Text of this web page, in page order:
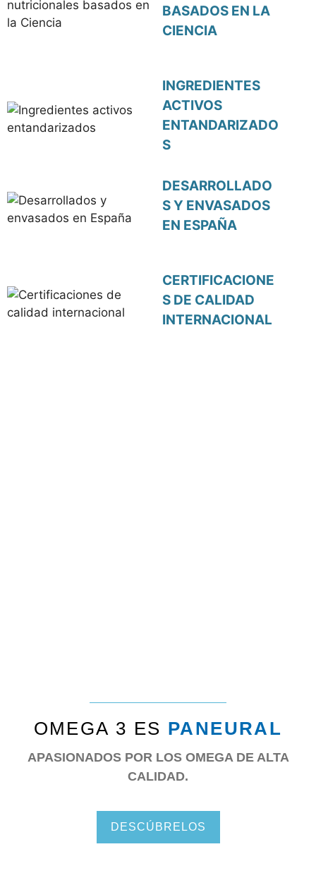
BASADOS EN LA
CIENCIA
INGREDIENTES
ACTIVOS
ENTANDARIZADO
S
DESARROLLADO
S Y ENVASADOS
EN ESPAÑA
CERTIFICACIONE
S DE CALIDAD
INTERNACIONAL
OMEGA 3 ES PANEURAL
APASIONADOS POR LOS OMEGA DE ALTA
CALIDAD.
DESCÚBRELOS